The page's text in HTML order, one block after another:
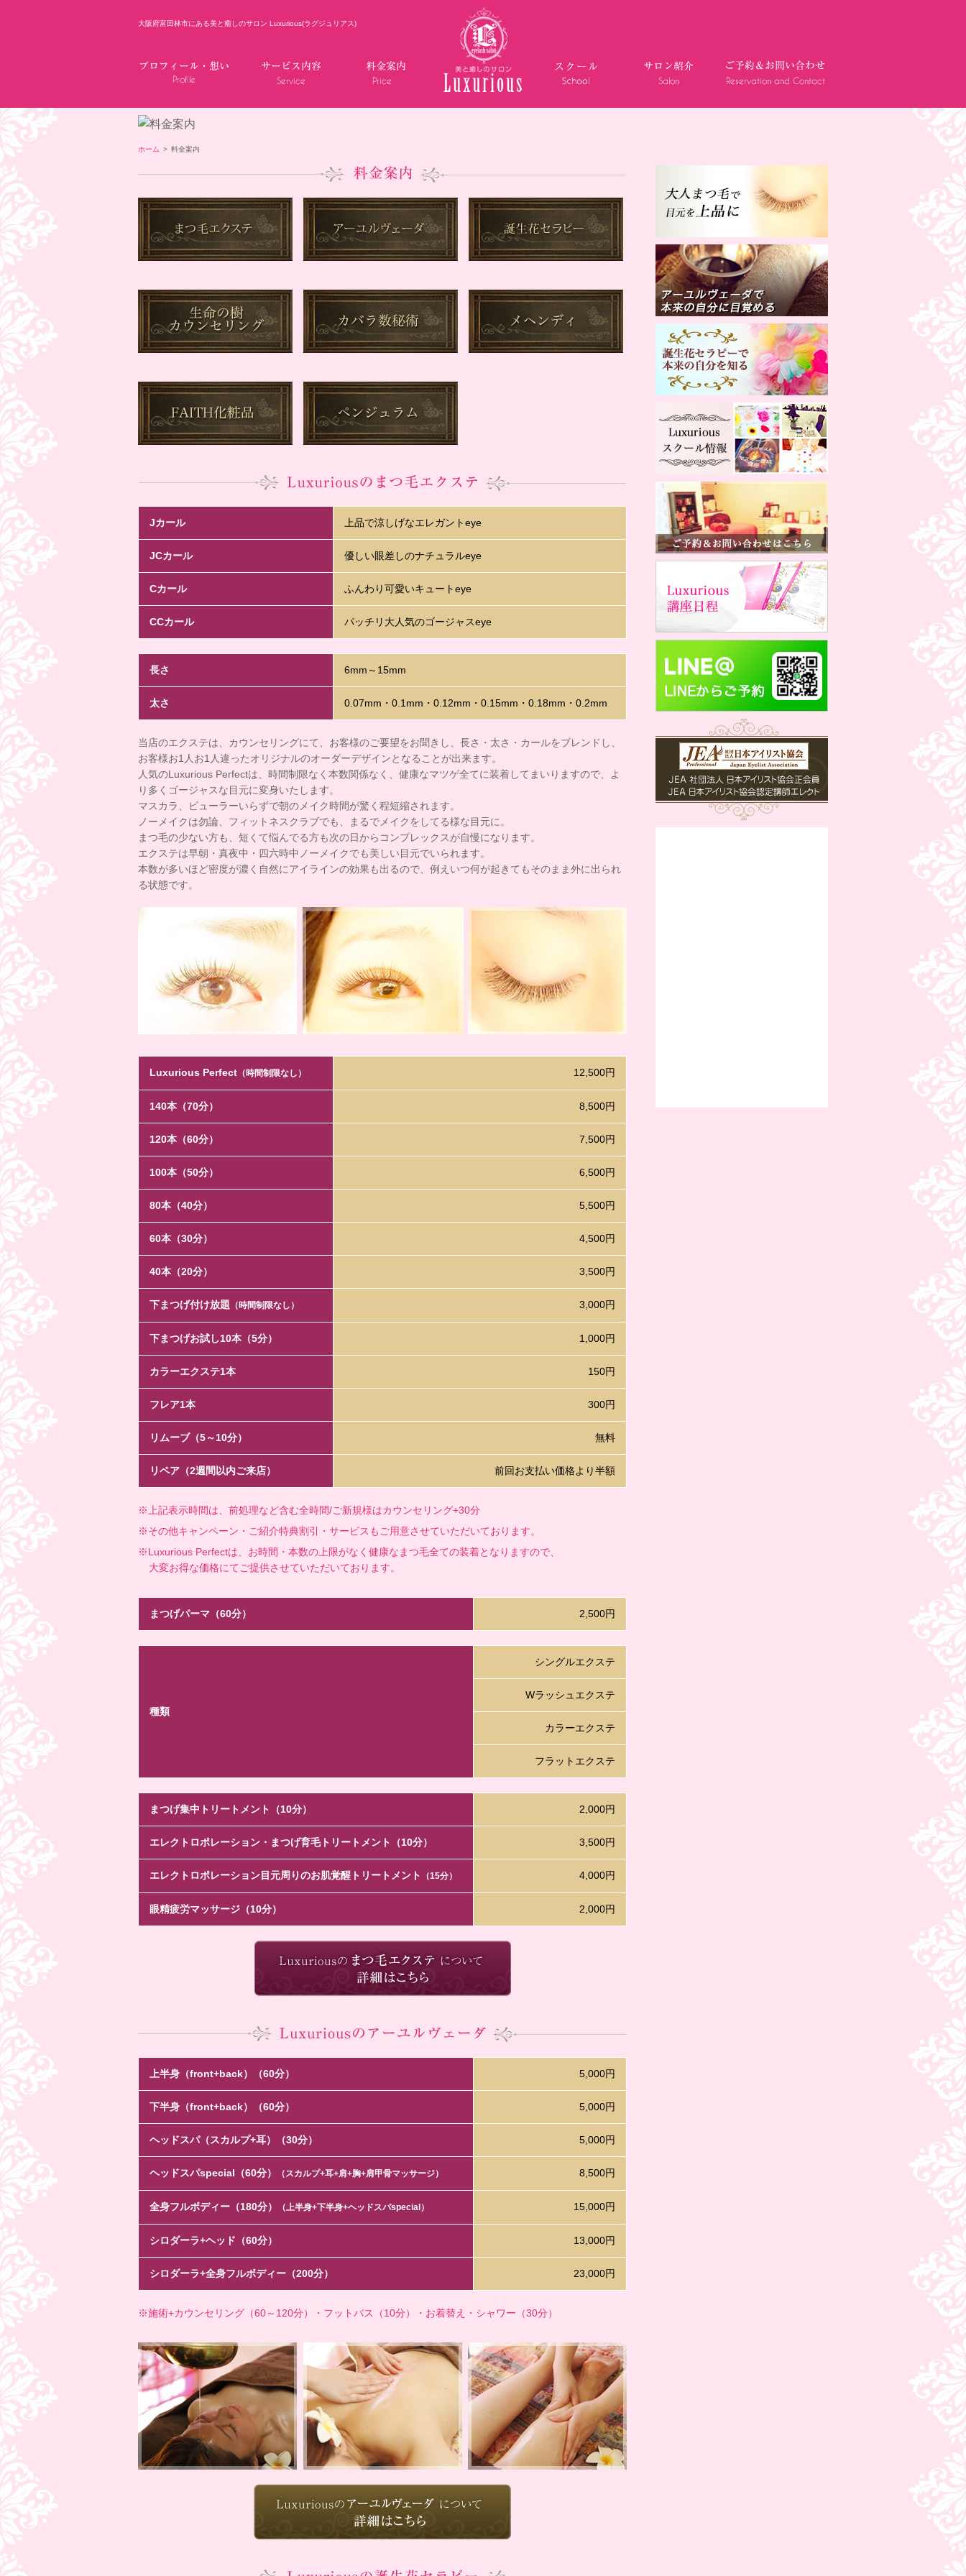
大阪府富田林市にある美と癒しのサロン Luxurious(ラグジュリアス)
ホーム > 料金案内
Jカール 上品で涼しげなエレガントeye
JCカール 優しい眼差しのナチュラルeye
Cカール ふんわり可愛いキュートeye
CCカール パッチリ大人気のゴージャスeye
長さ 6mm～15mm
太さ 0.07mm・0.1mm・0.12mm・0.15mm・0.18mm・0.2mm
当店のエクステは、カウンセリングにて、お客様のご要望をお聞きし、長さ・太さ・カールをブレンドし、
お客様お1人お1人違ったオリジナルのオーダーデザインとなることが出来ます。
人気のLuxurious Perfectは、時間制限なく本数関係なく、健康なマツゲ全てに装着してまいりますので、よ
り多くゴージャスな目元に変身いたします。
マスカラ、ビューラーいらずで朝のメイク時間が驚く程短縮されます。
ノーメイクは勿論、フィットネスクラブでも、まるでメイクをしてる様な目元に。
まつ毛の少ない方も、短くて悩んでる方も次の日からコンプレックスが自慢になります。
エクステは早朝・真夜中・四六時中ノーメイクでも美しい目元でいられます。
本数が多いほど密度が濃く自然にアイラインの効果も出るので、例えいつ何が起きてもそのまま外に出られ
る状態です。
Luxurious Perfect （時間制限なし） 12,500円
140本（70分） 8,500円
120本（60分） 7,500円
100本（50分） 6,500円
80本（40分） 5,500円
60本（30分） 4,500円
40本（20分） 3,500円
下まつげ付け放題 （時間制限なし） 3,000円
下まつげお試し10本（5分） 1,000円
カラーエクステ1本 150円
フレア1本 300円
リムーブ（5～10分） 無料
リペア（2週間以内ご来店） 前回お支払い価格より半額
※上記表示時間は、前処理など含む全時間/ご新規様はカウンセリング+30分
※その他キャンペーン・ご紹介特典割引・サービスもご用意させていただいております。
※Luxurious Perfectは、お時間・本数の上限がなく健康なまつ毛全ての装着となりますので、
大変お得な価格にてご提供させていただいております。
まつげパーマ（60分） 2,500円
種類
シングルエクステ
Wラッシュエクステ
カラーエクステ
フラットエクステ
まつげ集中トリートメント（10分） 2,000円
エレクトロポレーション・まつげ育毛トリートメント（10分） 3,500円
エレクトロポレーション目元周りのお肌覚醒トリートメント （15分） 4,000円
眼精疲労マッサージ（10分） 2,000円
上半身（front+back）（60分） 5,000円
下半身（front+back）（60分） 5,000円
ヘッドスパ（スカルプ+耳）（30分） 5,000円
ヘッドスパspecial（60分） （スカルプ+耳+肩+胸+肩甲骨マッサージ） 8,500円
全身フルボディー（180分） （上半身+下半身+ヘッドスパspecial） 15,000円
シロダーラ+ヘッド（60分） 13,000円
シロダーラ+全身フルボディー（200分） 23,000円
※施術+カウンセリング（60～120分）・フットバス（10分）・お着替え・シャワー（30分）